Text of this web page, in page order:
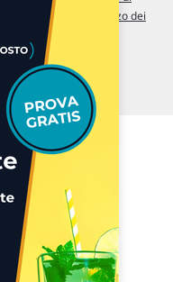
privacy
Utilizzo dei